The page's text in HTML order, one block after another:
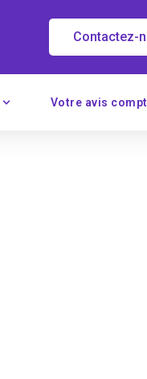
Contactez-
Votre avis